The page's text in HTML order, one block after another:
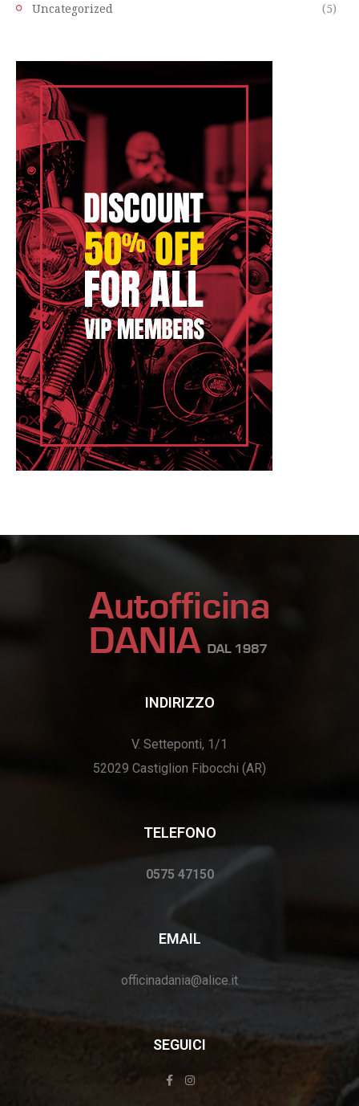
Uncategorized (5)
INDIRIZZO
V. Setteponti, 1/1
52029 Castiglion Fibocchi (AR)
TELEFONO
0575 47150
EMAIL
officinadania@alice.it
SEGUICI